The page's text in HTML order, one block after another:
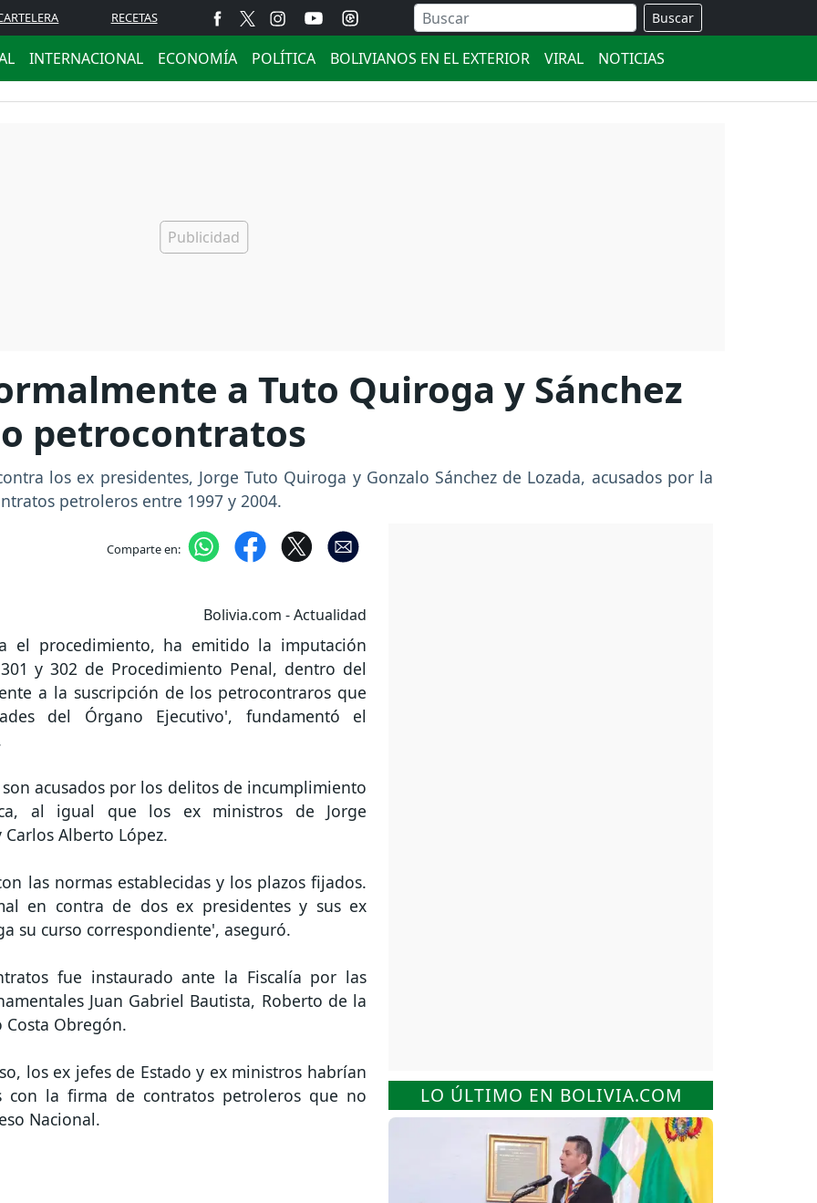
RECETAS Buscar
INTERNACIONAL ECONOMÍA POLÍTICA BOLIVIANOS EN EL EXTERIOR VIRAL NOTICIAS
a Tuto Quiroga y Sánchez
petrocontratos
los ex presidentes, Jorge Tuto Quiroga y Gonzalo Sánchez de Lozada, acusados por la
petroleros entre 1997 y 2004.
Comparte en:
Bolivia.com - Actualidad
el procedimiento, ha emitido la imputación
y 302 de Procedimiento Penal, dentro del
a la suscripción de los petrocontraros que
del Órgano Ejecutivo', fundamentó el
acusados por los delitos de incumplimiento
al igual que los ex ministros de Jorge
Alberto López.
las normas establecidas y los plazos fijados.
en contra de dos ex presidentes y sus ex
su curso correspondiente', aseguró.
fue instaurado ante la Fiscalía por las
Juan Gabriel Bautista, Roberto de la
Costa Obregón.
los ex jefes de Estado y ex ministros habrían
con la firma de contratos petroleros que no
Nacional.
LO ÚLTIMO EN BOLIVIA.COM